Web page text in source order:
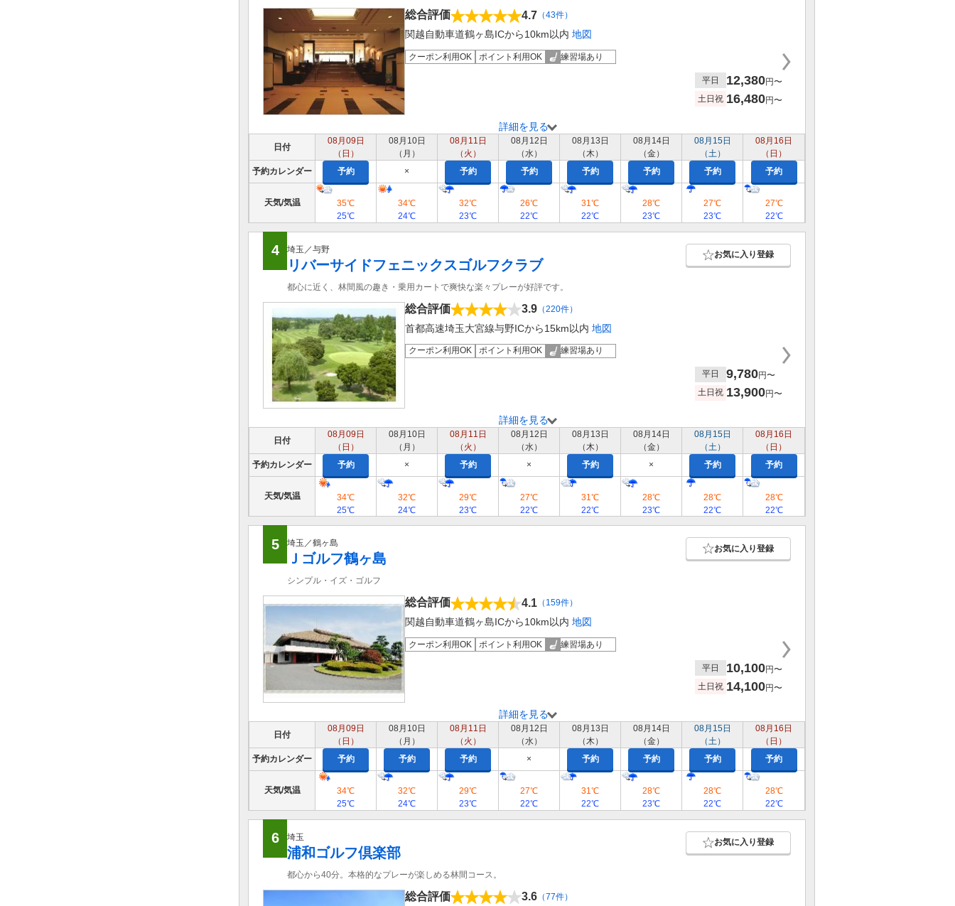
総合評価 4.7 （43件）
関越自動車道鶴ヶ島ICから10km以内 地図
クーポン利用OK ポイント利用OK 練習場あり
平日 12,380円〜
土日祝 16,480円〜
詳細を見る
日付
08月09日
（日）
08月10日
（月）
08月11日
（火）
08月12日
（水）
08月13日
（木）
08月14日
（金）
08月15日
（土）
08月16日
（日）
予約カレンダー
予約 × 予約 予約 予約 予約 予約 予約
天気/気温
35℃
25℃
34℃
24℃
32℃
23℃
26℃
22℃
31℃
22℃
28℃
23℃
27℃
23℃
27℃
22℃
4 埼玉／与野
リバーサイドフェニックスゴルフクラブ
都心に近く、林間風の趣き・乗用カートで爽快な楽々プレーが好評です。
お気に入り登録
総合評価 3.9 （220件）
首都高速埼玉大宮線与野ICから15km以内 地図
クーポン利用OK ポイント利用OK 練習場あり
平日 9,780円〜
土日祝 13,900円〜
詳細を見る
日付
08月09日
（日）
08月10日
（月）
08月11日
（火）
08月12日
（水）
08月13日
（木）
08月14日
（金）
08月15日
（土）
08月16日
（日）
予約カレンダー
予約 × 予約 × 予約 × 予約 予約
天気/気温
34℃
25℃
32℃
24℃
29℃
23℃
27℃
22℃
31℃
22℃
28℃
23℃
28℃
22℃
28℃
22℃
5 埼玉／鶴ヶ島
Ｊゴルフ鶴ヶ島
シンプル・イズ・ゴルフ
お気に入り登録
総合評価 4.1 （159件）
関越自動車道鶴ヶ島ICから10km以内 地図
クーポン利用OK ポイント利用OK 練習場あり
平日 10,100円〜
土日祝 14,100円〜
詳細を見る
日付
08月09日
（日）
08月10日
（月）
08月11日
（火）
08月12日
（水）
08月13日
（木）
08月14日
（金）
08月15日
（土）
08月16日
（日）
予約カレンダー
予約 予約 予約 × 予約 予約 予約 予約
天気/気温
34℃
25℃
32℃
24℃
29℃
23℃
27℃
22℃
31℃
22℃
28℃
23℃
28℃
22℃
28℃
22℃
6 埼玉
浦和ゴルフ倶楽部
都心から40分。本格的なプレーが楽しめる林間コース。
お気に入り登録
総合評価 3.6 （77件）